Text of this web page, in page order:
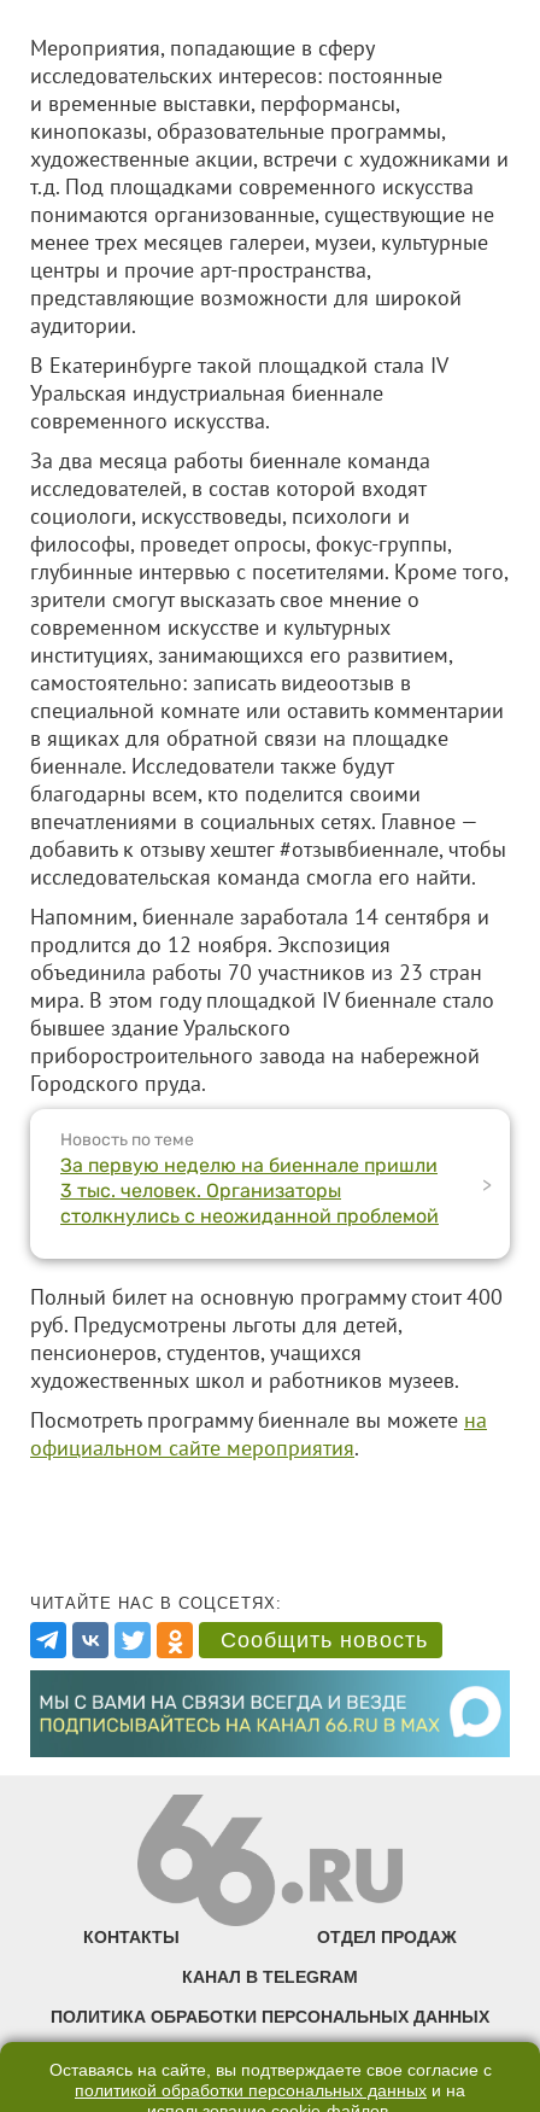
Мероприятия, попадающие в сферу
исследовательских интересов: постоянные
и временные выставки, перформансы,
кинопоказы, образовательные программы,
художественные акции, встречи с художниками и
т.д. Под площадками современного искусства
понимаются организованные, существующие не
менее трех месяцев галереи, музеи, культурные
центры и прочие арт-пространства,
представляющие возможности для широкой
аудитории.
В Екатеринбурге такой площадкой стала IV
Уральская индустриальная биеннале
современного искусства.
За два месяца работы биеннале команда
исследователей, в состав которой входят
социологи, искусствоведы, психологи и
философы, проведет опросы, фокус-группы,
глубинные интервью с посетителями. Кроме того,
зрители смогут высказать свое мнение о
современном искусстве и культурных
институциях, занимающихся его развитием,
самостоятельно: записать видеоотзыв в
специальной комнате или оставить комментарии
в ящиках для обратной связи на площадке
биеннале. Исследователи также будут
благодарны всем, кто поделится своими
впечатлениями в социальных сетях. Главное —
добавить к отзыву хештег #отзывбиеннале, чтобы
исследовательская команда смогла его найти.
Напомним, биеннале заработала 14 сентября и
продлится до 12 ноября. Экспозиция
объединила работы 70 участников из 23 стран
мира. В этом году площадкой IV биеннале стало
бывшее здание Уральского
приборостроительного завода на набережной
Городского пруда.
Новость по теме
За первую неделю на биеннале пришли
3 тыс. человек. Организаторы
столкнулись с неожиданной проблемой
>
Полный билет на основную программу стоит 400
руб. Предусмотрены льготы для детей,
пенсионеров, студентов, учащихся
художественных школ и работников музеев.
Посмотреть программу биеннале вы можете на
официальном сайте мероприятия.
ЧИТАЙТЕ НАС В СОЦСЕТЯХ:
Сообщить новость
КОНТАКТЫ ОТДЕЛ ПРОДАЖ
КАНАЛ В TELEGRAM
ПОЛИТИКА ОБРАБОТКИ ПЕРСОНАЛЬНЫХ ДАННЫХ
Оставаясь на сайте, вы подтверждаете свое согласие с
политикой обработки персональных данных и на